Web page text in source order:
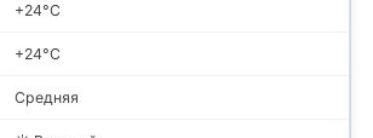
+24°C
+24°C
Средняя